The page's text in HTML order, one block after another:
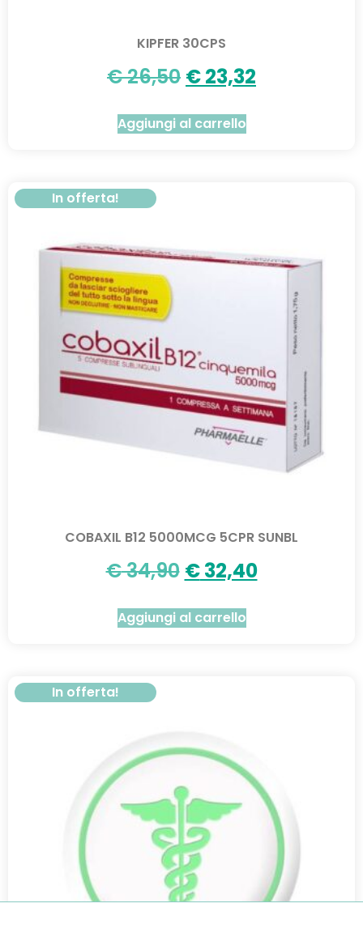
KIPFER 30CPS
€26,50 €23,32
Aggiungi al carrello
In offerta!
COBAXIL B12 5000MCG 5CPR SUNBL
€34,90 €32,40
Aggiungi al carrello
In offerta!